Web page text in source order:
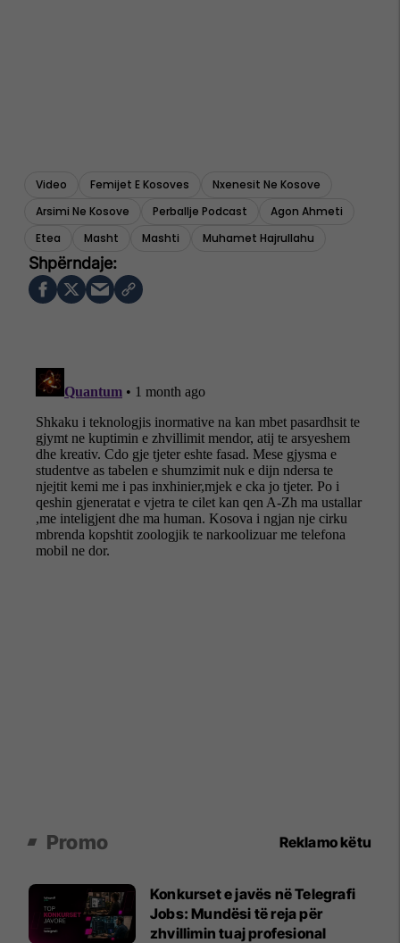
Video Femijet E Kosoves
Nxenesit Ne Kosove
Arsimi Ne Kosove
Perballje Podcast
Agon Ahmeti
Etea
Masht Mashti Muhamet Hajrullahu
Promo Reklamo këtu
Konkurset e javës në Telegrafi
Jobs: Mundësi të reja për
zhvillimin tuaj profesional